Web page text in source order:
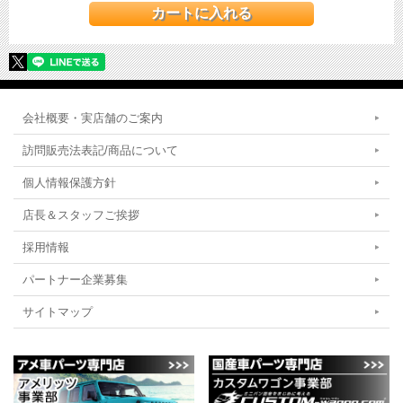
会社概要・実店舗のご案内
訪問販売法表記/商品について
個人情報保護方針
店長＆スタッフご挨拶
採用情報
パートナー企業募集
サイトマップ